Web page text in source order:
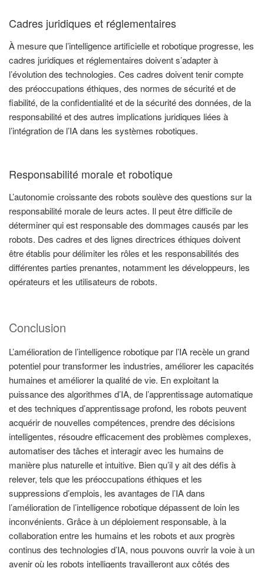
Cadres juridiques et réglementaires
À mesure que l’intelligence artificielle et robotique progresse, les
cadres juridiques et réglementaires doivent s’adapter à
l’évolution des technologies. Ces cadres doivent tenir compte
des préoccupations éthiques, des normes de sécurité et de
fiabilité, de la confidentialité et de la sécurité des données, de la
responsabilité et des autres implications juridiques liées à
l’intégration de l’IA dans les systèmes robotiques.
Responsabilité morale et robotique
L’autonomie croissante des robots soulève des questions sur la
responsabilité morale de leurs actes. Il peut être difficile de
déterminer qui est responsable des dommages causés par les
robots. Des cadres et des lignes directrices éthiques doivent
être établis pour délimiter les rôles et les responsabilités des
différentes parties prenantes, notamment les développeurs, les
opérateurs et les utilisateurs de robots.
Conclusion
L’amélioration de l’intelligence robotique par l’IA recèle un grand
potentiel pour transformer les industries, améliorer les capacités
humaines et améliorer la qualité de vie. En exploitant la
puissance des algorithmes d’IA, de l’apprentissage automatique
et des techniques d’apprentissage profond, les robots peuvent
acquérir de nouvelles compétences, prendre des décisions
intelligentes, résoudre efficacement des problèmes complexes,
automatiser des tâches et interagir avec les humains de
manière plus naturelle et intuitive. Bien qu’il y ait des défis à
relever, tels que les préoccupations éthiques et les
suppressions d’emplois, les avantages de l’IA dans
l’amélioration de l’intelligence robotique dépassent de loin les
inconvénients. Grâce à un déploiement responsable, à la
collaboration entre les humains et les robots et aux progrès
continus des technologies d’IA, nous pouvons ouvrir la voie à un
avenir où les robots intelligents travailleront aux côtés des